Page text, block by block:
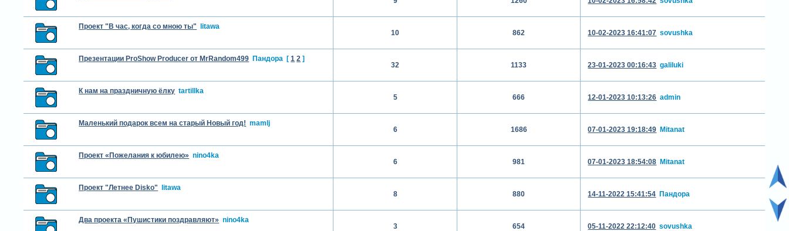
Проект "В час, когда со мною ты" litawa
10 862 10-02-2023 16:41:07 sovushka
Презентации ProShow Producer от MrRandom499 Пандора [ 1 2 ]
32 1133 23-01-2023 00:16:43 galiluki
К нам на праздничную ёлку tartillka
5 666 12-01-2023 10:13:26 admin
Маленький подарок всем на старый Новый год! mamlj
6 1686 07-01-2023 19:18:49 Mitanat
Проект «Пожелания к юбилею» nino4ka
6 981 07-01-2023 18:54:08 Mitanat
Проект "Летнее Disko" litawa
8 880 14-11-2022 15:41:54 Пандора
Два проекта «Пушистики поздравляют» nino4ka
3 654 05-11-2022 22:12:40 sovushka